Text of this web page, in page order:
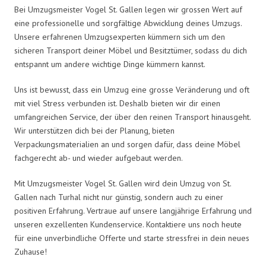
Bei Umzugsmeister Vogel St. Gallen legen wir grossen Wert auf
eine professionelle und sorgfältige Abwicklung deines Umzugs.
Unsere erfahrenen Umzugsexperten kümmern sich um den
sicheren Transport deiner Möbel und Besitztümer, sodass du dich
entspannt um andere wichtige Dinge kümmern kannst.
Uns ist bewusst, dass ein Umzug eine grosse Veränderung und oft
mit viel Stress verbunden ist. Deshalb bieten wir dir einen
umfangreichen Service, der über den reinen Transport hinausgeht.
Wir unterstützen dich bei der Planung, bieten
Verpackungsmaterialien an und sorgen dafür, dass deine Möbel
fachgerecht ab- und wieder aufgebaut werden.
Mit Umzugsmeister Vogel St. Gallen wird dein Umzug von St.
Gallen nach Turhal nicht nur günstig, sondern auch zu einer
positiven Erfahrung. Vertraue auf unsere langjährige Erfahrung und
unseren exzellenten Kundenservice. Kontaktiere uns noch heute
für eine unverbindliche Offerte und starte stressfrei in dein neues
Zuhause!